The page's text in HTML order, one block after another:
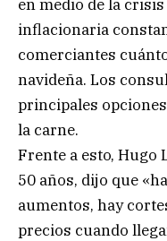
en medio de la
inflacionaria
comerciantes
navideña. Los
principales
la carne.
Frente a esto, Hugo
50 años, dijo que
aumentos, hay
precios cuando